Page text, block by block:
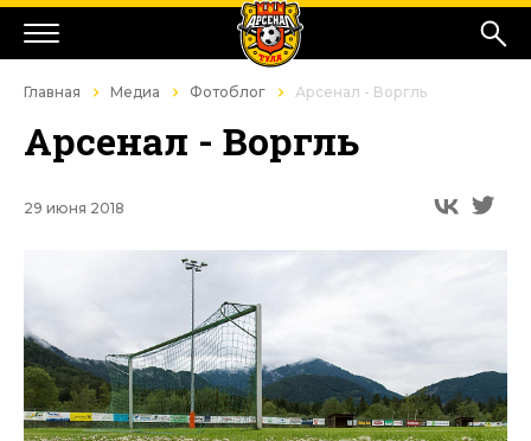
Главная Медиа Фотоблог Арсенал - Воргль
Арсенал - Воргль
29 июня 2018